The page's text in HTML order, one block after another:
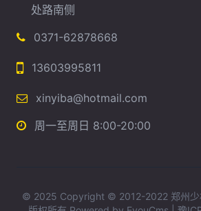
处路南侧
0371-62878668
13603995811
xinyiba@hotmail.com
周一至周日 8:00-20:00
© 2025 Copyright © 2012-2022 郑州少